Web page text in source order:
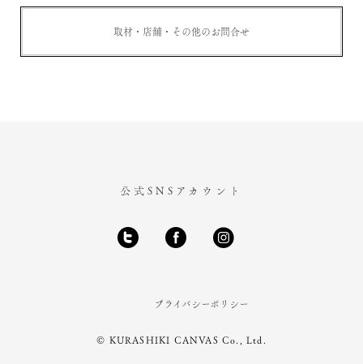
取材・店舗・その他のお問合せ
公式SNSアカウント
プライバシーポリシー
© KURASHIKI CANVAS Co., Ltd.